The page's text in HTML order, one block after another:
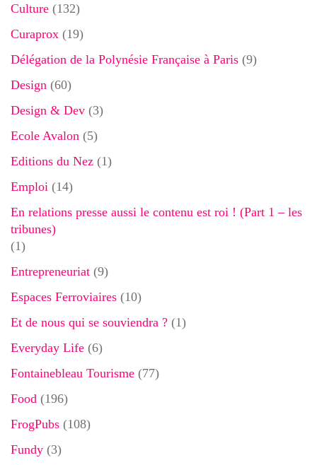
Culture (132)
Curaprox (19)
Délégation de la Polynésie Française à Paris (9)
Design (60)
Design & Dev (3)
Ecole Avalon (5)
Editions du Nez (1)
Emploi (14)
En relations presse aussi le contenu est roi ! (Part 1 – les
tribunes)
(1)
Entrepreneuriat (9)
Espaces Ferroviaires (10)
Et de nous qui se souviendra ? (1)
Everyday Life (6)
Fontainebleau Tourisme (77)
Food (196)
FrogPubs (108)
Fundy (3)